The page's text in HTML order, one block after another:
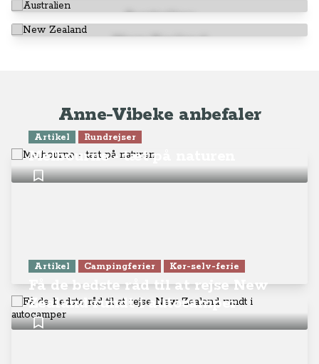
Australien
New Zealand
Anne-Vibeke anbefaler
Artikel Rundrejser
Melbourne - tæt på naturen
Artikel Campingferier Kør-selv-ferie
Få de bedste råd til at rejse New
Zealand rundt i autocamper